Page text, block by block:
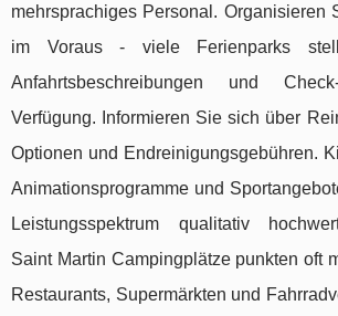
mehrsprachiges Personal. Organisieren
im Voraus - viele Ferienparks
Anfahrtsbeschreibungen und
Verfügung. Informieren Sie sich über
Optionen und Endreinigungsgebühren.
Animationsprogramme und
Leistungsspektrum qualitativ
Saint Martin Campingplätze punkten oft
Restaurants, Supermärkten und